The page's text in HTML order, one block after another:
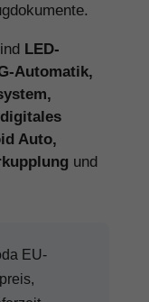
LED-
Automatik,
Auto,
und
EU-